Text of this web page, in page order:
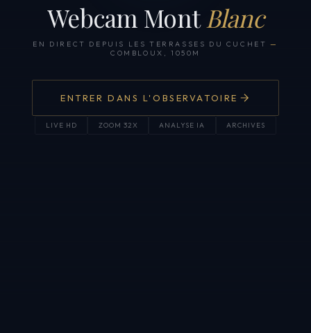
Webcam Mont Blanc
EN DIRECT DEPUIS LES TERRASSES DU CUCHET —
COMBLOUX, 1050M
ENTRER DANS L'OBSERVATOIRE
LIVE HD ZOOM 32X ANALYSE IA ARCHIVES